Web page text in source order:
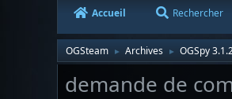
Accueil Rechercher
OGSteam ► Archives ► OGSpy
demande de